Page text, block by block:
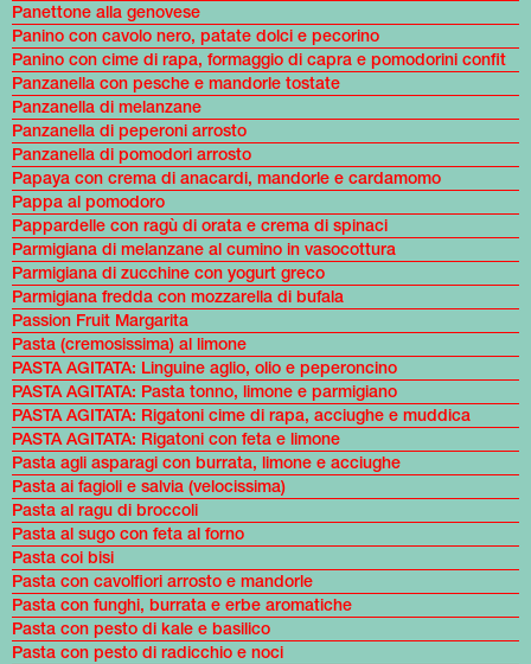
Panettone alla genovese
Panino con cavolo nero, patate dolci e pecorino
Panino con cime di rapa, formaggio di capra e pomodorini confit
Panzanella con pesche e mandorle tostate
Panzanella di melanzane
Panzanella di peperoni arrosto
Panzanella di pomodori arrosto
Papaya con crema di anacardi, mandorle e cardamomo
Pappa al pomodoro
Pappardelle con ragù di orata e crema di spinaci
Parmigiana di melanzane al cumino in vasocottura
Parmigiana di zucchine con yogurt greco
Parmigiana fredda con mozzarella di bufala
Passion Fruit Margarita
Pasta (cremosissima) al limone
PASTA AGITATA: Linguine aglio, olio e peperoncino
PASTA AGITATA: Pasta tonno, limone e parmigiano
PASTA AGITATA: Rigatoni cime di rapa, acciughe e muddica
PASTA AGITATA: Rigatoni con feta e limone
Pasta agli asparagi con burrata, limone e acciughe
Pasta ai fagioli e salvia (velocissima)
Pasta al ragu di broccoli
Pasta al sugo con feta al forno
Pasta coi bisi
Pasta con cavolfiori arrosto e mandorle
Pasta con funghi, burrata e erbe aromatiche
Pasta con pesto di kale e basilico
Pasta con pesto di radicchio e noci